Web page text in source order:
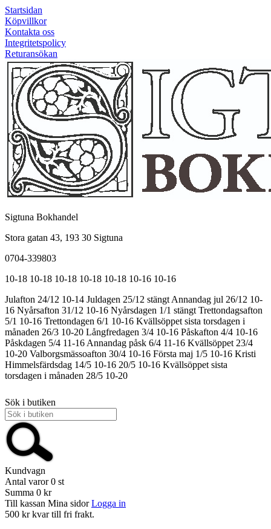
Startsidan
Köpvillkor
Kontakta oss
Integritetspolicy
Returansökan
Sigtuna Bokhandel
Stora gatan 43, 193 30 Sigtuna
0704-339803
10-18 10-18 10-18 10-18 10-18 10-16 10-16
Julafton 24/12 10-14 Juldagen 25/12 stängt Annandag jul 26/12 10-
16 Nyårsafton 31/12 10-16 Nyårsdagen 1/1 stängt Trettondagsafton
5/1 10-16 Trettondagen 6/1 10-16 Kvällsöppet sista torsdagen i
månaden 26/3 10-20 Långfredagen 3/4 10-16 Påskafton 4/4 10-16
Påskdagen 5/4 11-16 Annandag påsk 6/4 11-16 Kvällsöppet 23/4
10-20 Valborgsmässoafton 30/4 10-16 Första maj 1/5 10-16 Kristi
Himmelsfärdsdag 14/5 10-16 20/5 10-16 Kvällsöppet sista
torsdagen i månaden 28/5 10-20
Sök i butiken
Kundvagn
Antal varor 0 st
Summa 0 kr
Till kassan Mina sidor Logga in
500 kr kvar till fri frakt.